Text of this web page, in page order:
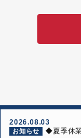
2026.08.03
お知らせ ◆夏季休